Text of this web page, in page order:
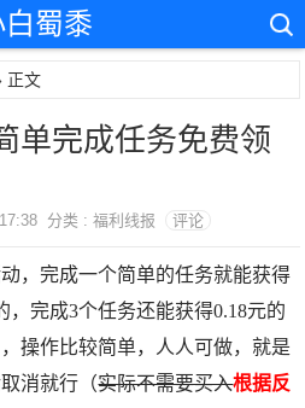
白蜀黍
正文
单完成任务免费领
分类 : 福利线报 评论
，完成一个简单的任务就能获得
，完成3个任务还能获得0.18元的
操作比较简单，人人可做，就是
消就行（实际不需要买入根据反